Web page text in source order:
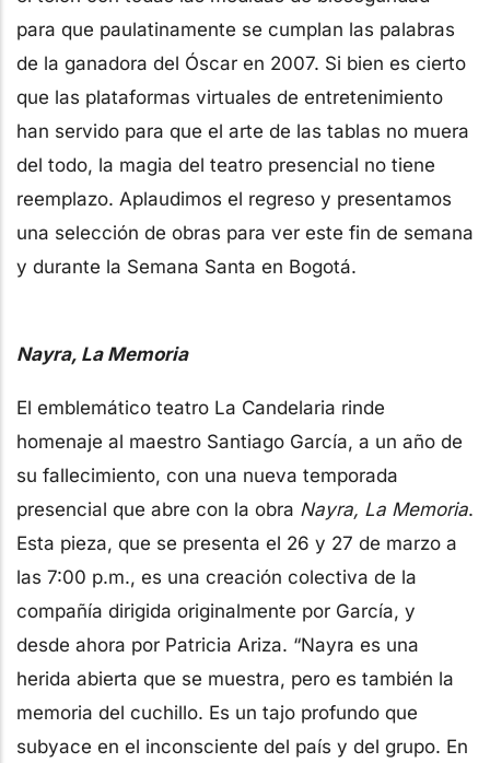
para que paulatinamente se cumplan las palabras
de la ganadora del Óscar en 2007. Si bien es cierto
que las plataformas virtuales de entretenimiento
han servido para que el arte de las tablas no muera
del todo, la magia del teatro presencial no tiene
reemplazo. Aplaudimos el regreso y presentamos
una selección de obras para ver este fin de semana
y durante la Semana Santa en Bogotá.
Nayra, La Memoria
El emblemático teatro La Candelaria rinde
homenaje al maestro Santiago García, a un año de
su fallecimiento, con una nueva temporada
presencial que abre con la obra Nayra, La Memoria.
Esta pieza, que se presenta el 26 y 27 de marzo a
las 7:00 p.m., es una creación colectiva de la
compañía dirigida originalmente por García, y
desde ahora por Patricia Ariza. “Nayra es una
herida abierta que se muestra, pero es también la
memoria del cuchillo. Es un tajo profundo que
subyace en el inconsciente del país y del grupo. En